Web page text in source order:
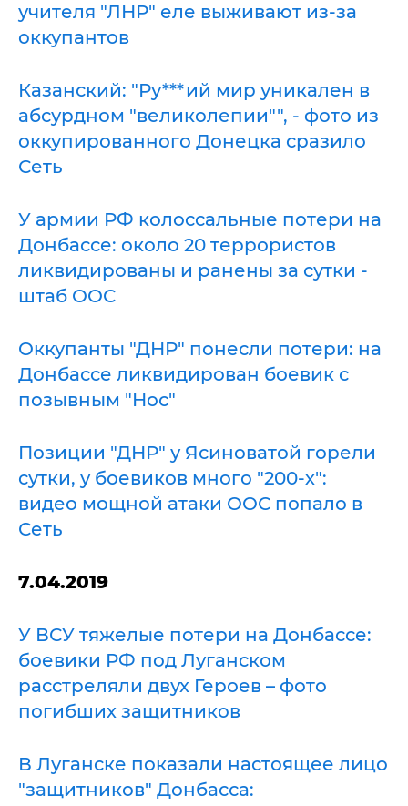
учителя "ЛНР" еле выживают из-за
оккупантов
Казанский: "Ру***ий мир уникален в
абсурдном "великолепии"", - фото из
оккупированного Донецка сразило
Сеть
У армии РФ колоссальные потери на
Донбассе: около 20 террористов
ликвидированы и ранены за сутки -
штаб ООС
Оккупанты "ДНР" понесли потери: на
Донбассе ликвидирован боевик с
позывным "Нос"
Позиции "ДНР" у Ясиноватой горели
сутки, у боевиков много "200-х":
видео мощной атаки ООС попало в
Сеть
7.04.2019
У ВСУ тяжелые потери на Донбассе:
боевики РФ под Луганском
расстреляли двух Героев – фото
погибших защитников
В Луганске показали настоящее лицо
"защитников" Донбасса: